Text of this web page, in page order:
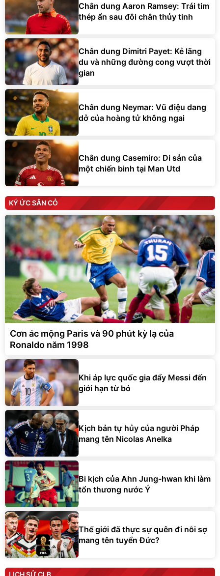
Chân dung Aaron Ramsey: Trái tim
thép ẩn sau đôi chân thủy tinh
Chân dung Dimitri Payet: Kẻ lãng
du và những đường cong vượt thời
gian
Chân dung Neymar: Vũ điệu dang
dở của hoàng tử không ngai
Chân dung Casemiro: Di sản của
một chiến binh tại Man Utd
KÝ ỨC SÂN CỎ
Cơn ác mộng Paris và 90 phút kỳ lạ của
Ronaldo năm 1998
Khi áp lực quốc gia đẩy Messi đến
giới hạn từ bỏ
Kịch bản tự hủy của người Pháp
mang tên Nicolas Anelka
Bi kịch của Ahn Jung-hwan khi làm
tổn thương nước Ý
Thế giới đã thực sự quên đi nỗi sợ
mang tên tuyển Đức?